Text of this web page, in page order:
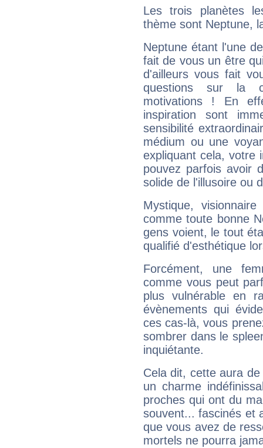
Les trois planètes
thème sont Neptune,
Neptune étant l'une
fait de vous un être
d'ailleurs vous fait
questions sur la
motivations ! En
inspiration sont
sensibilité
médium ou une
expliquant cela, votre
pouvez parfois avoir
solide de l'illusoire ou
Mystique,
comme toute bonne
gens voient, le tout
qualifié d'esthétique
Forcément, une
comme vous peut
plus vulnérable en
évènements qui
ces cas-là, vous
sombrer dans le
inquiétante.
Cela dit, cette aura
un charme
proches qui ont du
souvent... fascinés et
que vous avez de
mortels ne pourra